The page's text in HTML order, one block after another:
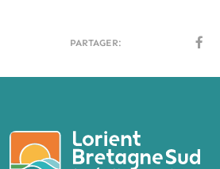
PARTAGER:
BOO